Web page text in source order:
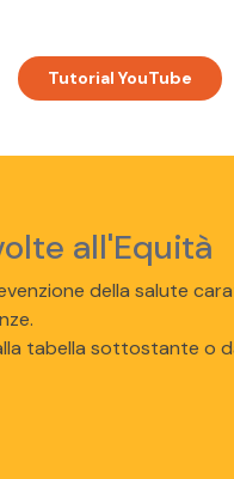
Tutorial YouTube
all'Equità
della salute
tabella sottostante o